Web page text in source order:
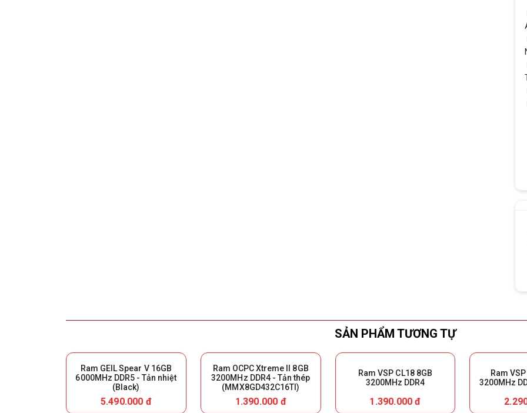
SẢN PHẨM TƯƠNG TỰ
Ram GEIL Spear V 16GB
6000MHz DDR5 - Tản nhiệt
(Black)
5.490.000 đ
Ram OCPC Xtreme II 8GB
3200MHz DDR4 - Tản thép
(MMX8GD432C16TI)
1.390.000 đ
Ram VSP CL18 8GB
3200MHz DDR4
1.390.000 đ
Ram
3200MHz